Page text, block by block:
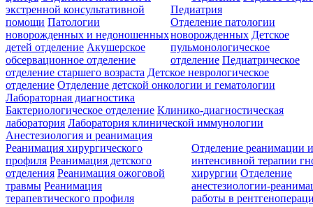
экстренной консультативной
помощи Патологии
новорожденных и недоношенных
детей отделение Акушерское
обсервационное отделение
Педиатрия
Отделение патологии
новорожденных Детское
пульмонологическое
отделение Педиатрическое
отделение старшего возраста Детское неврологическое
отделение Отделение детской онкологии и гематологии
Лабораторная диагностика
Бактериологическое отделение Клинико-диагностическая
лаборатория Лаборатория клинической иммунологии
Анестезиология и реанимация
Реанимация хирургического
профиля Реанимация детского
отделения Реанимация ожоговой
травмы Реанимация
терапевтического профиля
Отделение реанимации
интенсивной терапии
хирургии Отделение
анестезиологии-
работы в